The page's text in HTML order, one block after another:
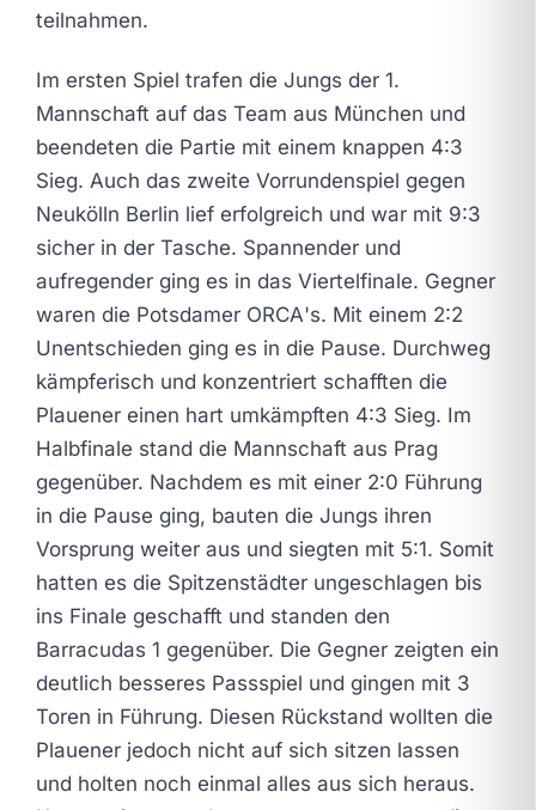
teilnahmen.
Im ersten Spiel trafen die Jungs der 1.
Mannschaft auf das Team aus München und
beendeten die Partie mit einem knappen 4:3
Sieg. Auch das zweite Vorrundenspiel gegen
Neukölln Berlin lief erfolgreich und war mit 9:3
sicher in der Tasche. Spannender und
aufregender ging es in das Viertelfinale. Gegner
waren die Potsdamer ORCA's. Mit einem 2:2
Unentschieden ging es in die Pause. Durchweg
kämpferisch und konzentriert schafften die
Plauener einen hart umkämpften 4:3 Sieg. Im
Halbfinale stand die Mannschaft aus Prag
gegenüber. Nachdem es mit einer 2:0 Führung
in die Pause ging, bauten die Jungs ihren
Vorsprung weiter aus und siegten mit 5:1. Somit
hatten es die Spitzenstädter ungeschlagen bis
ins Finale geschafft und standen den
Barracudas 1 gegenüber. Die Gegner zeigten ein
deutlich besseres Passspiel und gingen mit 3
Toren in Führung. Diesen Rückstand wollten die
Plauener jedoch nicht auf sich sitzen lassen
und holten noch einmal alles aus sich heraus.